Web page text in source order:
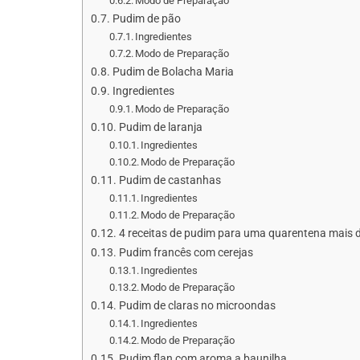
Pudim de pão
Ingredientes
Modo de Preparação
Pudim de Bolacha Maria
Ingredientes
Modo de Preparação
Pudim de laranja
Ingredientes
Modo de Preparação
Pudim de castanhas
Ingredientes
Modo de Preparação
4 receitas de pudim para uma quarentena mais
Pudim francês com cerejas
Ingredientes
Modo de Preparação
Pudim de claras no microondas
Ingredientes
Modo de Preparação